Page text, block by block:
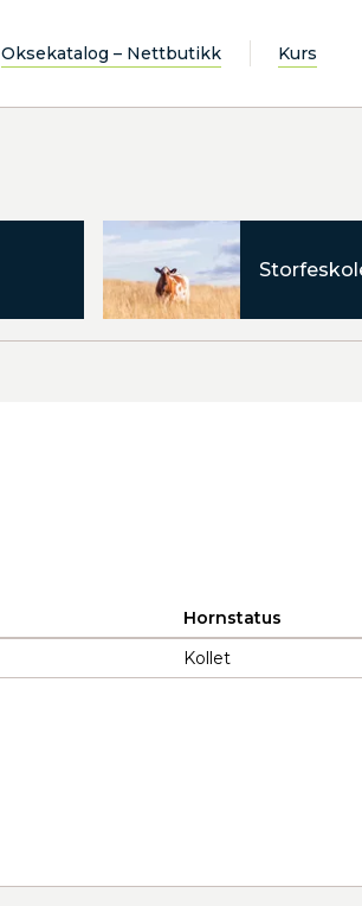
Oksekatalog – Nettbutikk Kurs
Hornstatus
Kollet